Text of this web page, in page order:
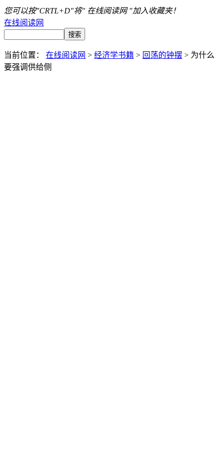
您可以按"CRTL+D"将" 在线阅读网 "加入收藏夹！
在线阅读网
当前位置： 在线阅读网 > 经济学书籍 > 回荡的钟摆 > 为什么
要强调供给侧